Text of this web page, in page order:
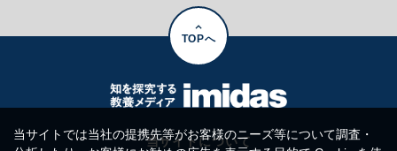
TOPへ
当サイトについて
当サイトでは当社の提携先等がお客様のニーズ等について調査・